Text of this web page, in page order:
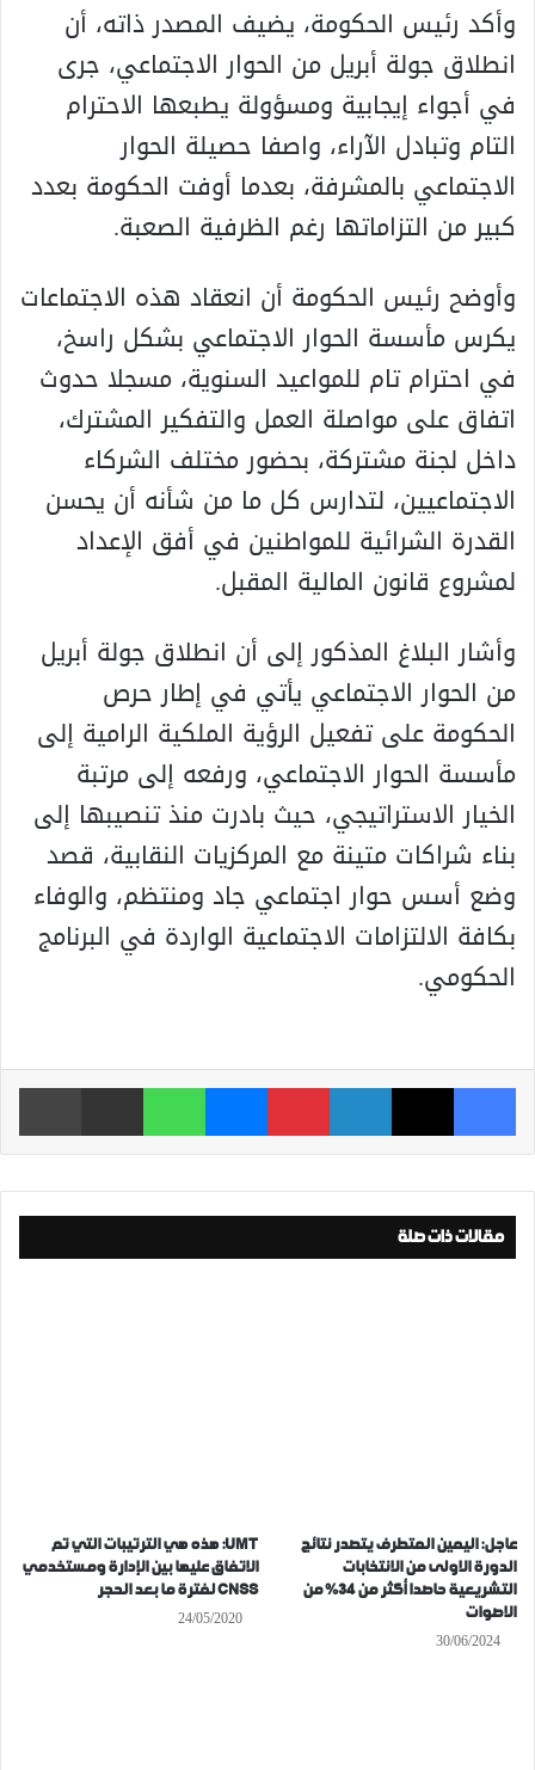
وأكد رئيس الحكومة، يضيف المصدر ذاته، أن
انطلاق جولة أبريل من الحوار الاجتماعي، جرى
في أجواء إيجابية ومسؤولة يطبعها الاحترام
التام وتبادل الآراء، واصفا حصيلة الحوار
الاجتماعي بالمشرفة، بعدما أوفت الحكومة بعدد
كبير من التزاماتها رغم الظرفية الصعبة.
وأوضح رئيس الحكومة أن انعقاد هذه الاجتماعات
يكرس مأسسة الحوار الاجتماعي بشكل راسخ،
في احترام تام للمواعيد السنوية، مسجلا حدوث
اتفاق على مواصلة العمل والتفكير المشترك،
داخل لجنة مشتركة، بحضور مختلف الشركاء
الاجتماعيين، لتدارس كل ما من شأنه أن يحسن
القدرة الشرائية للمواطنين في أفق الإعداد
لمشروع قانون المالية المقبل.
وأشار البلاغ المذكور إلى أن انطلاق جولة أبريل
من الحوار الاجتماعي يأتي في إطار حرص
الحكومة على تفعيل الرؤية الملكية الرامية إلى
مأسسة الحوار الاجتماعي، ورفعه إلى مرتبة
الخيار الاستراتيجي، حيث بادرت منذ تنصيبها إلى
بناء شراكات متينة مع المركزيات النقابية، قصد
وضع أسس حوار اجتماعي جاد ومنتظم، والوفاء
بكافة الالتزامات الاجتماعية الواردة في البرنامج
الحكومي.
فيسبوك ‫X لينكدإن بينتيريست ماسنجر واتساب مشاركة عبر البريد
مقالات ذات صلة
عاجل: اليمين المتطرف يتصدر نتائج
الدورة الاولى من الانتخابات
التشريعية حاصدا أكثر من 34% من
الاصوات
30/06/2024
UMT: هذه هي الترتيبات التي تم
الاتفاق عليها بين الإدارة ومستخدمي
CNSS لفترة ما بعد الحجر
24/05/2020